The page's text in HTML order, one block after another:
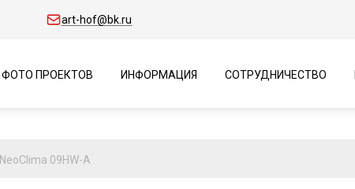
art-hof@bk.ru
ФОТО ПРОЕКТОВ ИНФОРМАЦИЯ СОТРУДНИЧЕСТВО
NeoClima 09HW-A